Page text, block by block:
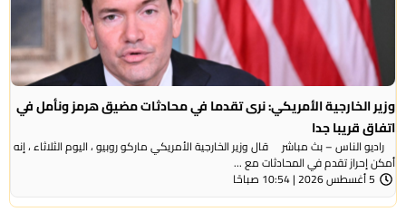
وزير الخارجية الأمريكي: نرى تقدما في محادثات مضيق هرمز ونأمل في
اتفاق قريبا جدا
راديو الناس – بث مباشر قال وزير الخارجية الأمريكي ماركو روبيو ، اليوم الثلاثاء ، إنه
أمكن إحراز تقدم في المحادثات مع ...
5 أغسطس 2026 | 10:54 صباحًا